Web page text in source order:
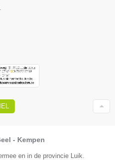
- Kempen
en in de provincie Luik.